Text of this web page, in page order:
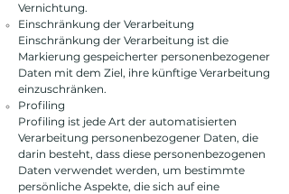
Vernichtung.
Einschränkung der Verarbeitung
Einschränkung der Verarbeitung ist die
Markierung gespeicherter personenbezogener
Daten mit dem Ziel, ihre künftige Verarbeitung
einzuschränken.
Profiling
Profiling ist jede Art der automatisierten
Verarbeitung personenbezogener Daten, die
darin besteht, dass diese personenbezogenen
Daten verwendet werden, um bestimmte
persönliche Aspekte, die sich auf eine